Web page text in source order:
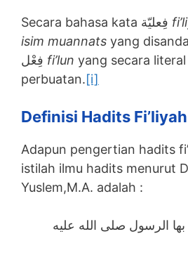
isim muannats yang
fi’lun yang secara
perbuatan.[i]
Definisi Hadits
Adapun pengertian hadits
istilah ilmu hadits menurut
Yuslem,M.A. adalah :
الرسول صلى الله عليه